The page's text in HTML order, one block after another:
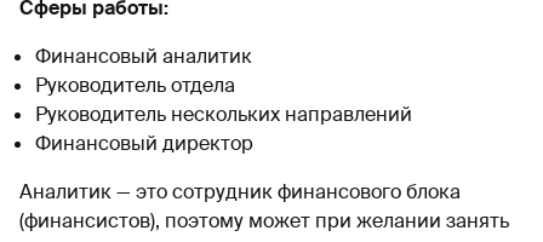
Сферы работы:
Финансовый аналитик
Руководитель отдела
Руководитель нескольких направлений
Финансовый директор
Аналитик — это сотрудник финансового блока
(финансистов), поэтому может при желании занять